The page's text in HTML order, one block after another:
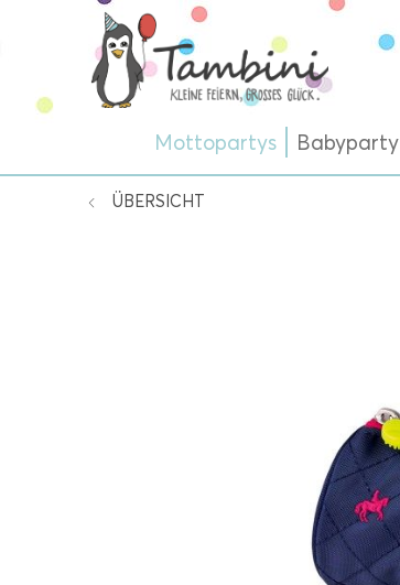
Mottopartys Babyparty
ÜBERSICHT